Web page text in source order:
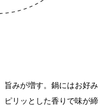
旨みが増す。鍋にはお好み
ピリッとした香りで味が締